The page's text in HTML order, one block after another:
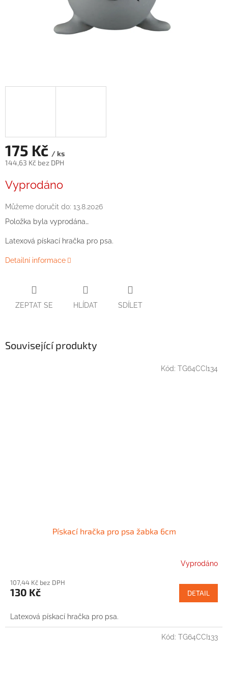
175 Kč / ks
144,63 Kč bez DPH
cena:
Vyprodáno
Můžeme doručit do: 13.8.2026
Položka byla vyprodána…
Latexová pískací hračka pro psa.
Detailní informace
ZEPTAT SE HLÍDAT SDÍLET
Související produkty
Pískací hračka pro psa žabka 6cm
Vyprodáno
107,44 Kč bez DPH
130 Kč DETAIL
Latexová pískací hračka pro psa.
Kód: TG64CCI134
Kód: TG64CCI133